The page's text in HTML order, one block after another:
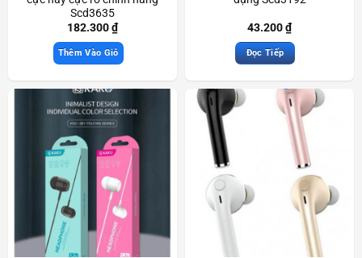
Scd3635
182.300₫
Thêm Vào Giỏ
43.200₫
Đọc Tiếp